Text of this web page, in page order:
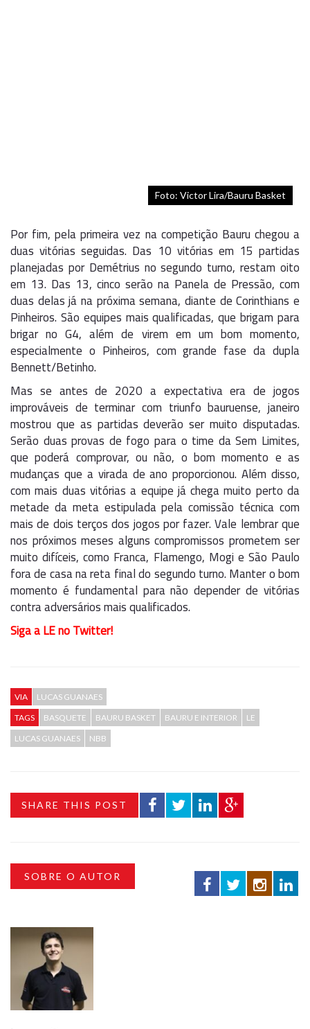
Foto: Victor Lira/Bauru Basket
Por fim, pela primeira vez na competição Bauru chegou a
duas vitórias seguidas. Das 10 vitórias em 15 partidas
planejadas por Demétrius no segundo turno, restam oito
em 13. Das 13, cinco serão na Panela de Pressão, com
duas delas já na próxima semana, diante de Corinthians e
Pinheiros. São equipes mais qualificadas, que brigam para
brigar no G4, além de virem em um bom momento,
especialmente o Pinheiros, com grande fase da dupla
Bennett/Betinho.
Mas se antes de 2020 a expectativa era de jogos
improváveis de terminar com triunfo bauruense, janeiro
mostrou que as partidas deverão ser muito disputadas.
Serão duas provas de fogo para o time da Sem Limites,
que poderá comprovar, ou não, o bom momento e as
mudanças que a virada de ano proporcionou. Além disso,
com mais duas vitórias a equipe já chega muito perto da
metade da meta estipulada pela comissão técnica com
mais de dois terços dos jogos por fazer. Vale lembrar que
nos próximos meses alguns compromissos prometem ser
muito difíceis, como Franca, Flamengo, Mogi e São Paulo
fora de casa na reta final do segundo turno. Manter o bom
momento é fundamental para não depender de vitórias
contra adversários mais qualificados.
Siga a LE no Twitter!
VIA
LUCAS GUANAES
TAGS
BASQUETE BAURU BASKET BAURU E INTERIOR
LE
LUCAS GUANAES
NBB
SHARE THIS POST
SOBRE O AUTOR